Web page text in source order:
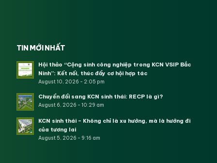
TIN MỚI NHẤT
Hội thảo “Cộng sinh công nghiệp trong KCN VSIP Bắc
Ninh”: Kết nối, thúc đẩy cơ hội hợp tác
August 10, 2026 - 2:05 pm
Chuyển đổi sang KCN sinh thái: RECP là gì?
August 6, 2026 - 10:29 am
KCN sinh thái – Không chỉ là xu hướng, mà là hướng đi
của tương lai
August 5, 2026 - 9:16 am